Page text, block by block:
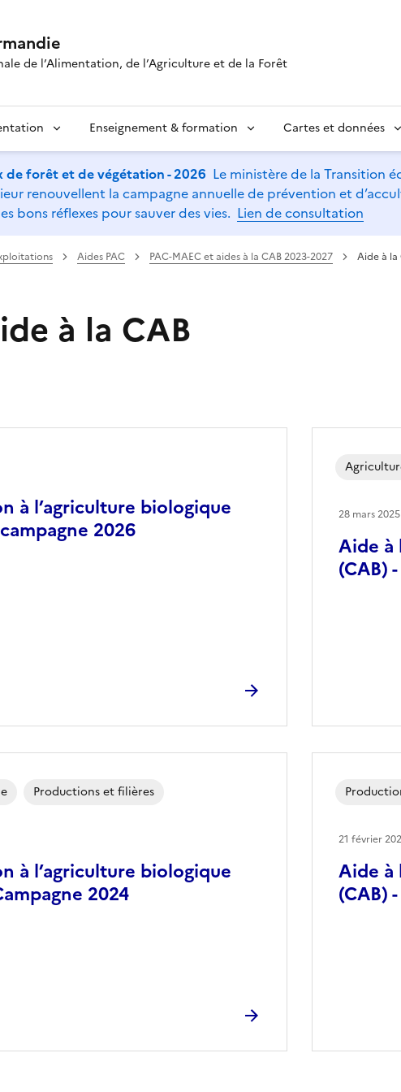
de l’Alimentation, de l’Agriculture et de la Forêt
Enseignement & formation Cartes et données
de forêt et de végétation - 2026 Le ministère de la Transition
renouvellent la campagne annuelle de prévention et
bons réflexes pour sauver des vies. Lien de consultation
Aides PAC PAC-MAEC et aides à la CAB 2023-2027 Aide à la
à la CAB
à l’agriculture biologique
2026
Aide à
(CAB)
28 mars 2025
à l’agriculture biologique
2024
Productions et filières
Aide à
(CAB)
21 février